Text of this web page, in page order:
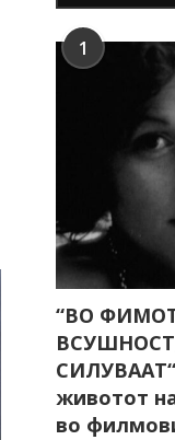
1
“ВО
животот
во